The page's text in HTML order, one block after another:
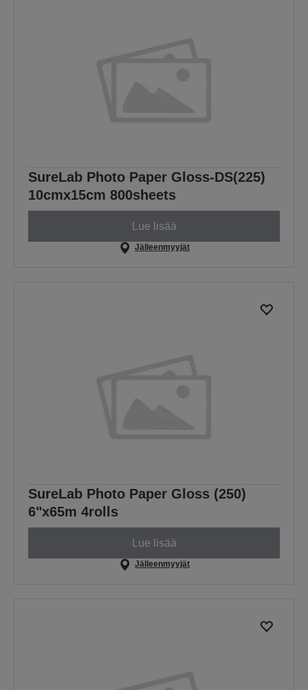
SureLab Photo Paper Gloss-DS(225)
10cmx15cm 800sheets
Lue lisää
Jälleenmyyjät
SureLab Photo Paper Gloss (250)
6"x65m 4rolls
Lue lisää
Jälleenmyyjät